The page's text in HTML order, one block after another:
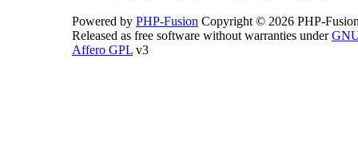
Powered by PHP-Fusion Copyright © 2026 PHP-
Released as free software without warranties under
Affero GPL v3